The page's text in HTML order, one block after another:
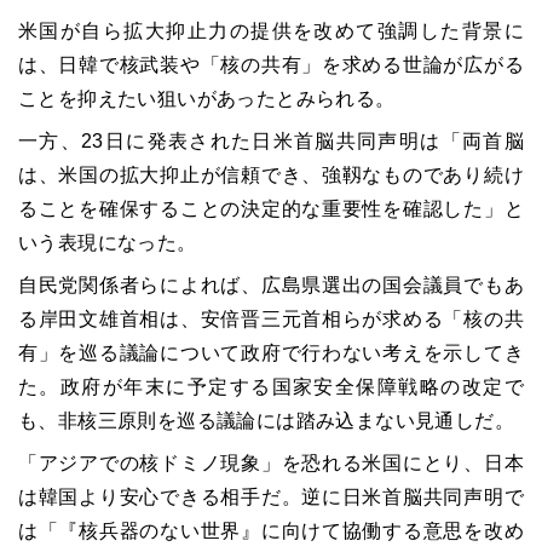
米国が自ら拡大抑止力の提供を改めて強調した背景に
は、日韓で核武装や「核の共有」を求める世論が広がる
ことを抑えたい狙いがあったとみられる。
一方、23日に発表された日米首脳共同声明は「両首脳
は、米国の拡大抑止が信頼でき、強靱なものであり続け
ることを確保することの決定的な重要性を確認した」と
いう表現になった。
自民党関係者らによれば、広島県選出の国会議員でもあ
る岸田文雄首相は、安倍晋三元首相らが求める「核の共
有」を巡る議論について政府で行わない考えを示してき
た。政府が年末に予定する国家安全保障戦略の改定で
も、非核三原則を巡る議論には踏み込まない見通しだ。
「アジアでの核ドミノ現象」を恐れる米国にとり、日本
は韓国より安心できる相手だ。逆に日米首脳共同声明で
は「『核兵器のない世界』に向けて協働する意思を改め